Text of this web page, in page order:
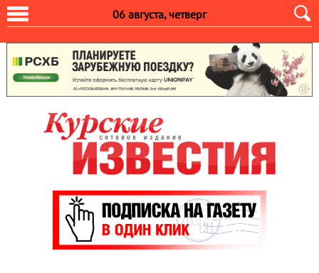
06 августа, четверг